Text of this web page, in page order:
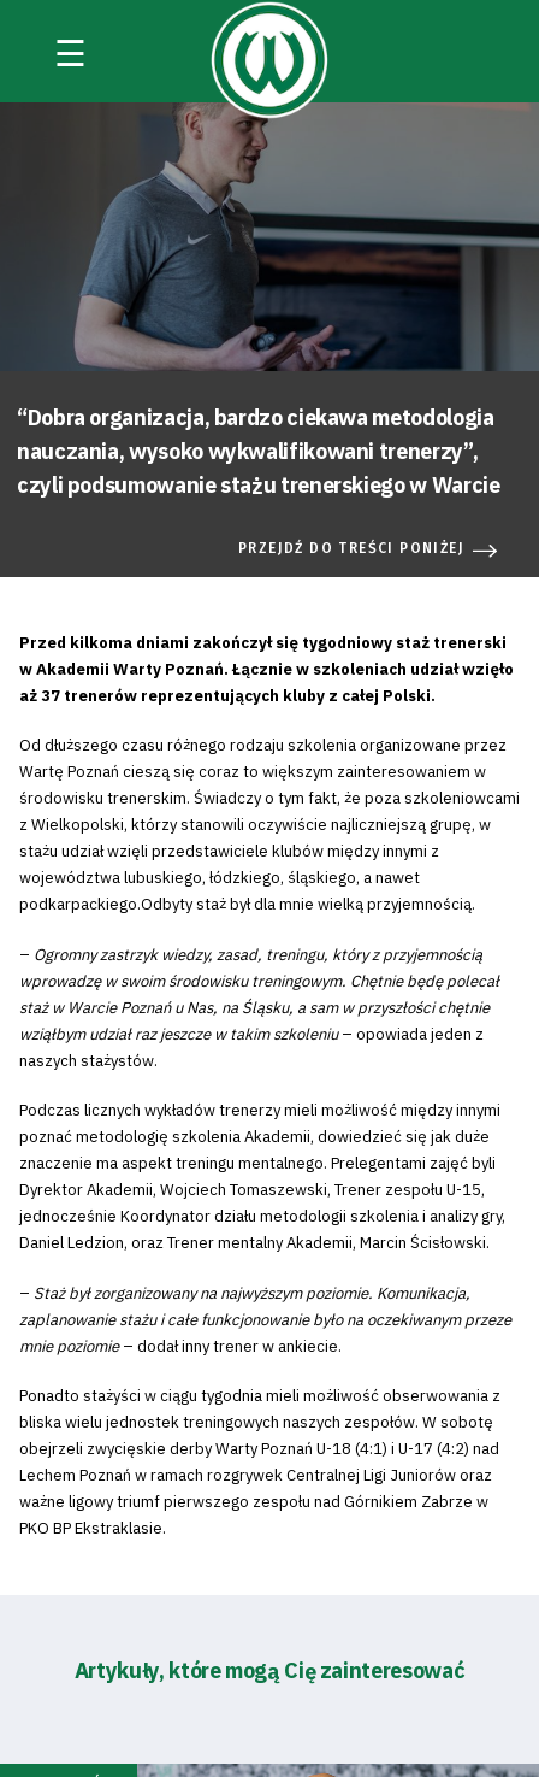
☰
“Dobra organizacja, bardzo ciekawa metodologia
nauczania, wysoko wykwalifikowani trenerzy”,
czyli podsumowanie stażu trenerskiego w Warcie
PRZEJDŹ DO TREŚCI PONIŻEJ
Przed kilkoma dniami zakończył się tygodniowy staż trenerski
w Akademii Warty Poznań. Łącznie w szkoleniach udział wzięło
aż 37 trenerów reprezentujących kluby z całej Polski.
Od dłuższego czasu różnego rodzaju szkolenia organizowane przez
Wartę Poznań cieszą się coraz to większym zainteresowaniem w
środowisku trenerskim. Świadczy o tym fakt, że poza szkoleniowcami
z Wielkopolski, którzy stanowili oczywiście najliczniejszą grupę, w
stażu udział wzięli przedstawiciele klubów między innymi z
województwa lubuskiego, łódzkiego, śląskiego, a nawet
podkarpackiego.Odbyty staż był dla mnie wielką przyjemnością.
– Ogromny zastrzyk wiedzy, zasad, treningu, który z przyjemnością
wprowadzę w swoim środowisku treningowym. Chętnie będę polecał
staż w Warcie Poznań u Nas, na Śląsku, a sam w przyszłości chętnie
wziąłbym udział raz jeszcze w takim szkoleniu– opowiada jeden z
naszych stażystów.
Podczas licznych wykładów trenerzy mieli możliwość między innymi
poznać metodologię szkolenia Akademii, dowiedzieć się jak duże
znaczenie ma aspekt treningu mentalnego. Prelegentami zajęć byli
Dyrektor Akademii, Wojciech Tomaszewski, Trener zespołu U-15,
jednocześnie Koordynator działu metodologii szkolenia i analizy gry,
Daniel Ledzion, oraz Trener mentalny Akademii, Marcin Ścisłowski.
– Staż był zorganizowany na najwyższym poziomie. Komunikacja,
zaplanowanie stażu i całe funkcjonowanie było na oczekiwanym przeze
mnie poziomie– dodał inny trener w ankiecie.
Ponadto stażyści w ciągu tygodnia mieli możliwość obserwowania z
bliska wielu jednostek treningowych naszych zespołów. W sobotę
obejrzeli zwycięskie derby Warty Poznań U-18 (4:1) i U-17 (4:2) nad
Lechem Poznań w ramach rozgrywek Centralnej Ligi Juniorów oraz
ważne ligowy triumf pierwszego zespołu nad Górnikiem Zabrze w
PKO BP Ekstraklasie.
Artykuły, które mogą Cię zainteresować